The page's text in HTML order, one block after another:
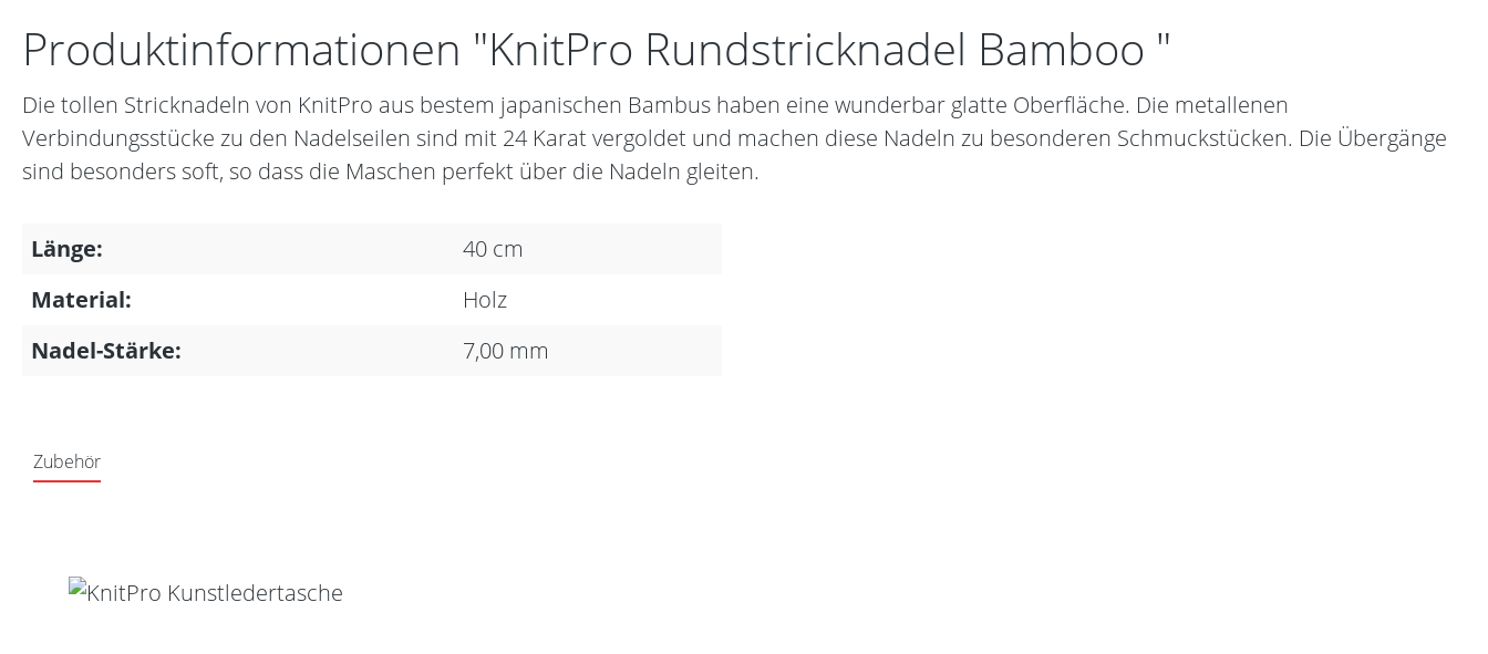
Produktinformationen "KnitPro Rundstricknadel Bamboo "
Die tollen Stricknadeln von KnitPro aus bestem japanischen Bambus haben eine wunderbar glatte Oberfläche. Die metallenen
Verbindungsstücke zu den Nadelseilen sind mit 24 Karat vergoldet und machen diese Nadeln zu besonderen Schmuckstücken. Die Übergänge
sind besonders soft, so dass die Maschen perfekt über die Nadeln gleiten.
Länge:
40 cm
Material:
Holz
Nadel-Stärke:
7,00 mm
Zubehör